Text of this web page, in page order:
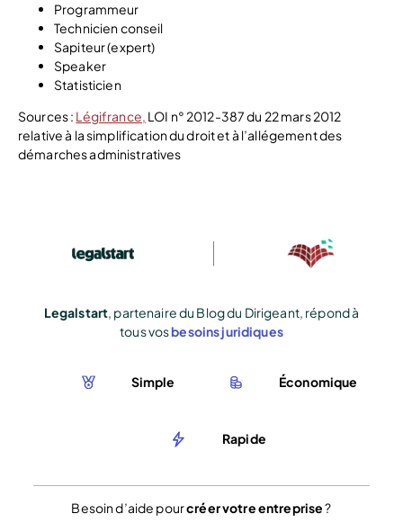
Programmeur
Technicien conseil
Sapiteur (expert)
Speaker
Statisticien
Sources : Légifrance, LOI n° 2012-387 du 22 mars 2012
relative à la simplification du droit et à l’allégement des
démarches administratives
Legalstart, partenaire du Blog du Dirigeant, répond à
tous vosbesoins juridiques
Simple Économique
Rapide
Besoin d’aide pourcréer votre entreprise?